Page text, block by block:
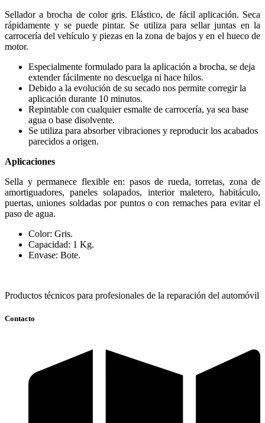
Sellador a brocha de color gris. Elástico, de fácil aplicación. Seca
rápidamente y se puede pintar. Se utiliza para sellar juntas en la
carrocería del vehículo y piezas en la zona de bajos y en el hueco de
motor.
Especialmente formulado para la aplicación a brocha, se deja
extender fácilmente no descuelga ni hace hilos.
Debido a la evolución de su secado nos permite corregir la
aplicación durante 10 minutos.
Repintable con cualquier esmalte de carrocería, ya sea base
agua o base disolvente.
Se utiliza para absorber vibraciones y reproducir los acabados
parecidos a origen.
Aplicaciones
Sella y permanece flexible en: pasos de rueda, torretas, zona de
amortiguadores, paneles solapados, interior maletero, habitáculo,
puertas, uniones soldadas por puntos o con remaches para evitar el
paso de agua.
Color: Gris.
Capacidad: 1 Kg.
Envase: Bote.
Productos técnicos para profesionales de la reparación del automóvil
Contacto